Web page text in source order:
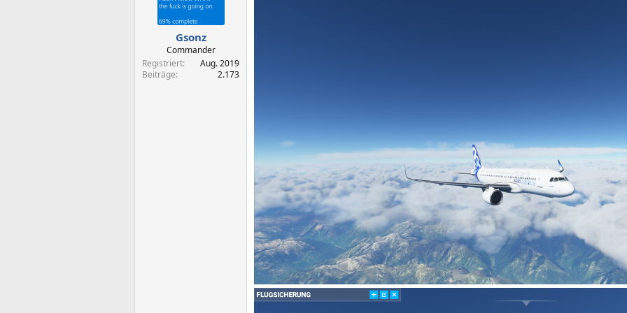
Gsonz
Commander
Registriert
Aug. 2019
Beiträge
2.173